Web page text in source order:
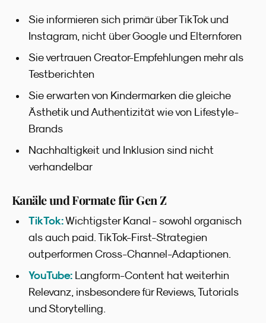
Sie informieren sich primär über TikTok und
Instagram, nicht über Google und Elternforen
Sie vertrauen Creator-Empfehlungen mehr als
Testberichten
Sie erwarten von Kindermarken die gleiche
Ästhetik und Authentizität wie von Lifestyle-
Brands
Nachhaltigkeit und Inklusion sind nicht
verhandelbar
Kanäle und Formate für Gen Z
TikTok:Wichtigster Kanal - sowohl organisch
als auch paid. TikTok-First-Strategien
outperformen Cross-Channel-Adaptionen.
YouTube: Langform-Content hat weiterhin
Relevanz, insbesondere für Reviews, Tutorials
und Storytelling.